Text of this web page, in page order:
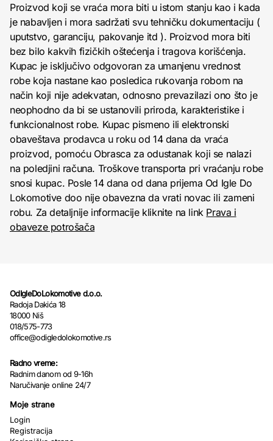
Proizvod koji se vraća mora biti u istom stanju kao i kada
je nabavljen i mora sadržati svu tehničku dokumentaciju (
uputstvo, garanciju, pakovanje itd ). Proizvod mora biti
bez bilo kakvih fizičkih oštećenja i tragova korišćenja.
Kupac je isključivo odgovoran za umanjenu vrednost
robe koja nastane kao posledica rukovanja robom na
način koji nije adekvatan, odnosno prevazilazi ono što je
neophodno da bi se ustanovili priroda, karakteristike i
funkcionalnost robe. Kupac pismeno ili elektronski
obaveštava prodavca u roku od 14 dana da vraća
proizvod, pomoću Obrasca za odustanak koji se nalazi
na poledjini računa. Troškove transporta pri vraćanju robe
snosi kupac. Posle 14 dana od dana prijema Od Igle Do
Lokomotive doo nije obavezna da vrati novac ili zameni
robu. Za detaljnije informacije kliknite na link Prava i
obaveze potrošača
OdIgleDoLokomotive d.o.o.
Radoja Dakića 18
18000 Niš
018/575-773
office@odigledolokomotive.rs
Radno vreme:
Radnim danom od 9-16h
Naručivanje online 24/7
Moje strane
Login
Registracija